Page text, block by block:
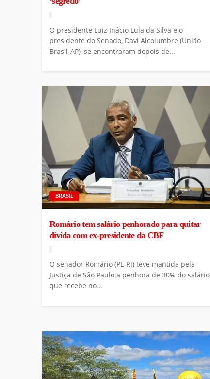
O presidente Luiz Inácio Lula da Silva e o
presidente do Senado, Davi Alcolumbre (União
Brasil-AP), se encontraram depois de...
BRASIL
Romário tem salário penhorado para quitar
dívida com ex-presidente da CBF
O senador Romário (PL-RJ) teve mantida pela
Justiça de São Paulo a penhora de 30% do salário
que recebe no...